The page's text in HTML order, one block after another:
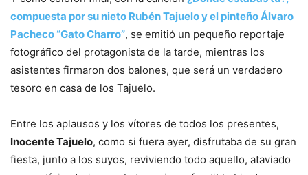
compuesta por su nieto Rubén Tajuelo y el pinteño Álvaro
Pacheco “Gato Charro”, se emitió un pequeño reportaje
fotográfico del protagonista de la tarde, mientras los
asistentes firmaron dos balones, que será un verdadero
tesoro en casa de los Tajuelo.
Entre los aplausos y los vítores de todos los presentes,
Inocente Tajuelo, como si fuera ayer, disfrutaba de su gran
fiesta, junto a los suyos, reviviendo todo aquello, ataviado